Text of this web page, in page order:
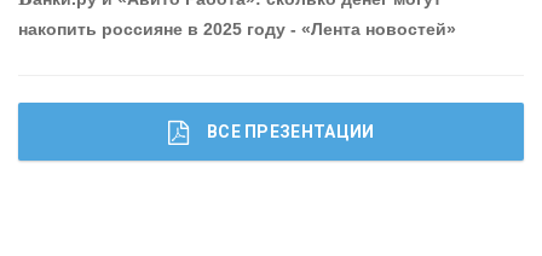
накопить россияне в 2025 году - «Лента новостей»
ВСЕ ПРЕЗЕНТАЦИИ